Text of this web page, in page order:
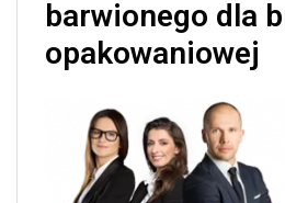
barwionego dla
opakowaniowej